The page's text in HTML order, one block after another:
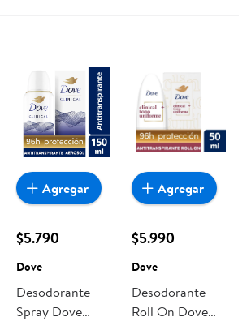
$5.790
Dove
Desodorante
Spray Dove
Agregar
$5.990
Dove
Desodorante
Roll On Dove
Agregar